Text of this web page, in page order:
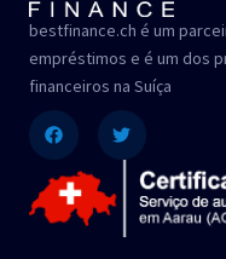
bestfinance.ch é um
empréstimos e é um dos
financeiros na Suíça